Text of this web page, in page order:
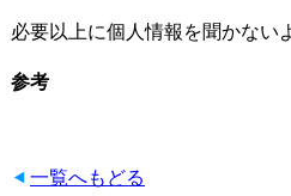
必要以上に個人情報を聞かない
参考
一覧へもどる